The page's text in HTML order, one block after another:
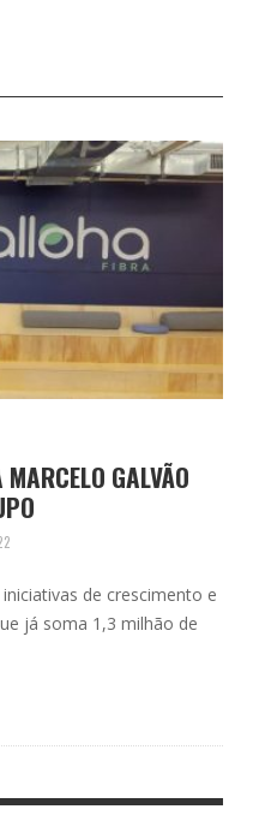
GALVÃO
de crescimento e
já soma 1,3 milhão de